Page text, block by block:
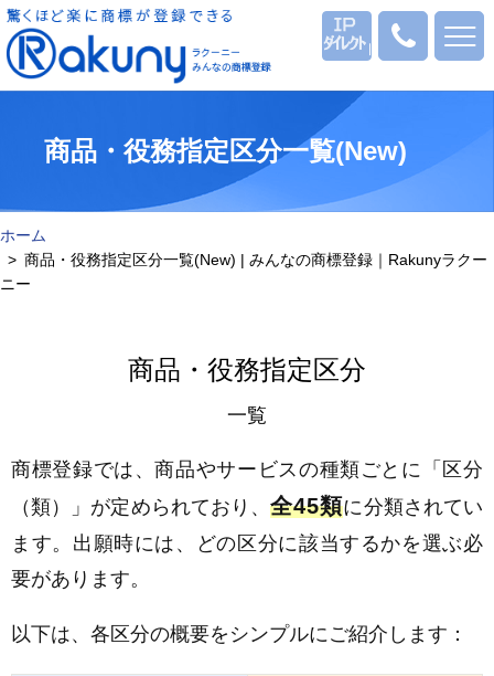
ログイン
商品・役務指定区分一覧(New)
ホーム
商品・役務指定区分一覧(New) | みんなの商標登録｜Rakunyラクー
ニー
商品・役務指定区分
一覧
商標登録では、商品やサービスの種類ごとに「区分
（類）」が定められており、全45類に分類されてい
ます。出願時には、どの区分に該当するかを選ぶ必
要があります。
以下は、各区分の概要をシンプルにご紹介します：